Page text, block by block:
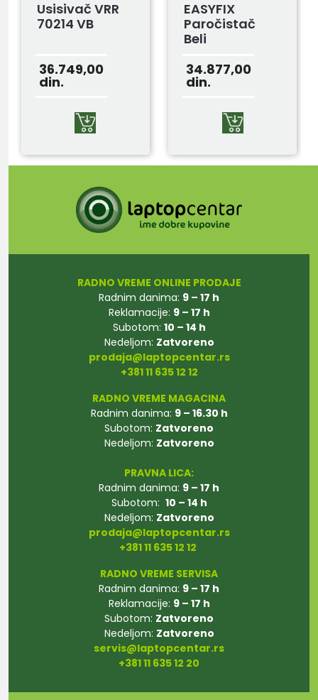
Usisivač VRR
70214 VB
36.749,00
din.
EASYFIX
Paročistač
Beli
34.877,00
din.
RADNO VREME ONLINE PRODAJE
Radnim danima: 9 – 17 h
Reklamacije: 9 – 17 h
Subotom: 10 – 14 h
Nedeljom: Zatvoreno
prodaja@laptopcentar.rs
+381 11 635 12 12
RADNO VREME MAGACINA
Radnim danima: 9 – 16.30 h
Subotom: Zatvoreno
Nedeljom: Zatvoreno
PRAVNA LICA:
Radnim danima: 9 – 17 h
Subotom: 10 – 14 h
Nedeljom: Zatvoreno
prodaja@laptopcentar.rs
+381 11 635 12 12
RADNO VREME SERVISA
Radnim danima: 9 – 17 h
Reklamacije: 9 – 17 h
Subotom: Zatvoreno
Nedeljom: Zatvoreno
servis@laptopcentar.rs
+381 11 635 12 20